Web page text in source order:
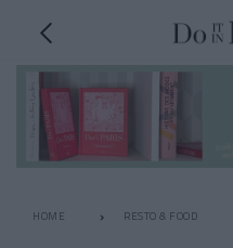
HOME RESTO & FOOD